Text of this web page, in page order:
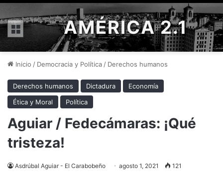
Menú AMÉRICA 2.1
Inicio / Democracia y Política / Derechos humanos
Derechos humanos Dictadura
Economía
Ética y Moral
Política
Aguiar / Fedecámaras: ¡Qué
tristeza!
Asdrúbal Aguiar - El Carabobeño agosto 1, 2021 121